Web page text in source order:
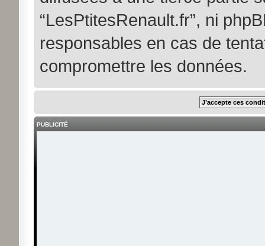
“LesPtitesRenault.fr”, ni
responsables en cas de
compromettre les données.
PUBLICITÉ